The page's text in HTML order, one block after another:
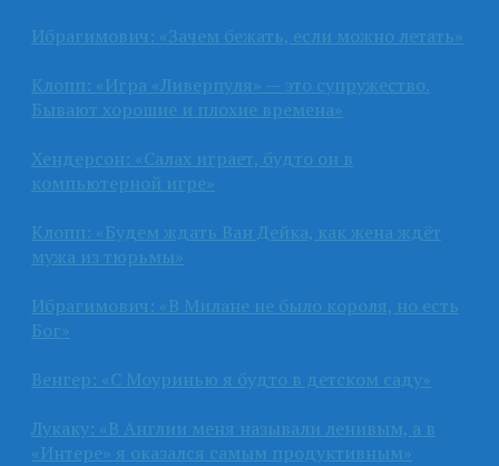
Ибрагимович: «Зачем бежать, если можно летать»
Клопп: «Игра «Ливерпуля» — это супружество.
Бывают хорошие и плохие времена»
Хендерсон: «Салах играет, будто он в
компьютерной игре»
Клопп: «Будем ждать Ван Дейка, как жена ждёт
мужа из тюрьмы»
Ибрагимович: «В Милане не было короля, но есть
Бог»
Венгер: «С Моуринью я будто в детском саду»
Лукаку: «В Англии меня называли ленивым, а в
«Интере» я оказался самым продуктивным»